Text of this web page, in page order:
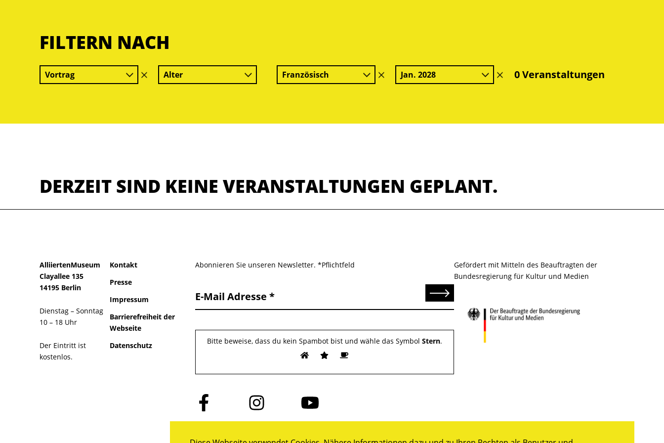
FILTERN NACH
Vortrag
Filter
löschen
Alter Französisch
Filter
löschen
Jan. 2028
Filter0 Veranstaltungen
DERZEIT SIND KEINE VERANSTALTUNGEN GEPLANT.
AlliiertenMuseum
Clayallee 135
14195 Berlin
Dienstag – Sonntag
10 – 18 Uhr
Der Eintritt ist
kostenlos.
Kontakt
Presse
Impressum
Barrierefreiheit der
Webseite
Datenschutz
Abonnieren Sie unseren Newsletter. *Pflichtfeld
E-Mail Adresse Senden
Bitte beweise, dass du kein Spambot bist und wähle das Symbol Stern.
Folge
uns
auf
Folge
uns
auf
Folge
uns
auf
Gefördert mit Mitteln des Beauftragten der
Bundesregierung für Kultur und Medien